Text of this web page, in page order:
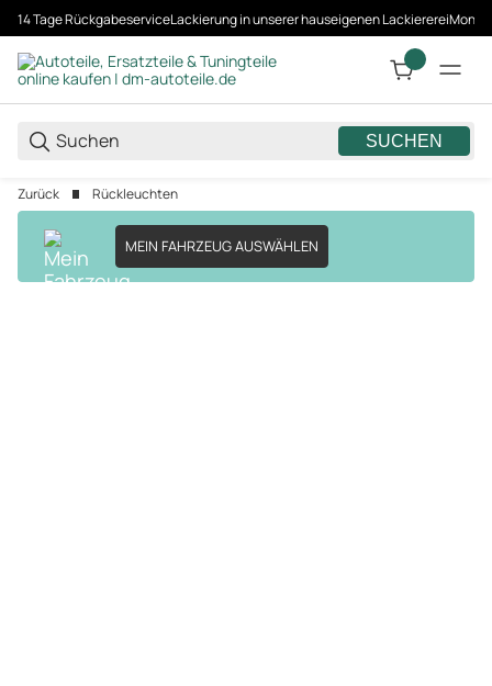
14 Tage RückgabeserviceLackierung in unserer hauseigenen Lackiererei
SUCHEN
Zurück Rückleuchten
MEIN FAHRZEUG AUSWÄHLEN